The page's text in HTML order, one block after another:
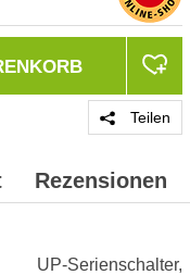
Teilen
Rezensionen